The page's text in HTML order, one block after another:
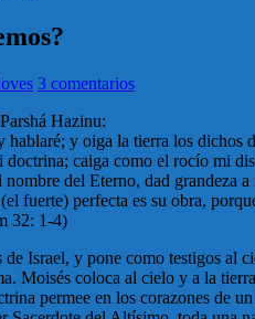
3 comentarios
Hazinu:
hablaré; y oiga la tierra los dichos
caiga como el rocío mi
del Eterno, dad grandeza a
fuerte) perfecta es su obra,
32: 1-4)
Israel, y pone como testigos al
Moisés coloca al cielo y a la
permee en los corazones de